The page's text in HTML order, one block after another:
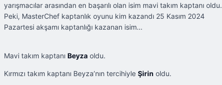
yarışmacılar arasından en başarılı olan isim mavi takım kaptanı oldu.
Peki, MasterChef kaptanlık oyunu kim kazandı 25 Kasım 2024
Pazartesi akşamı kaptanlığı kazanan isim…
Mavi takım kaptanı Beyza oldu.
Kırmızı takım kaptanı Beyza’nın tercihiyle Şirin oldu.